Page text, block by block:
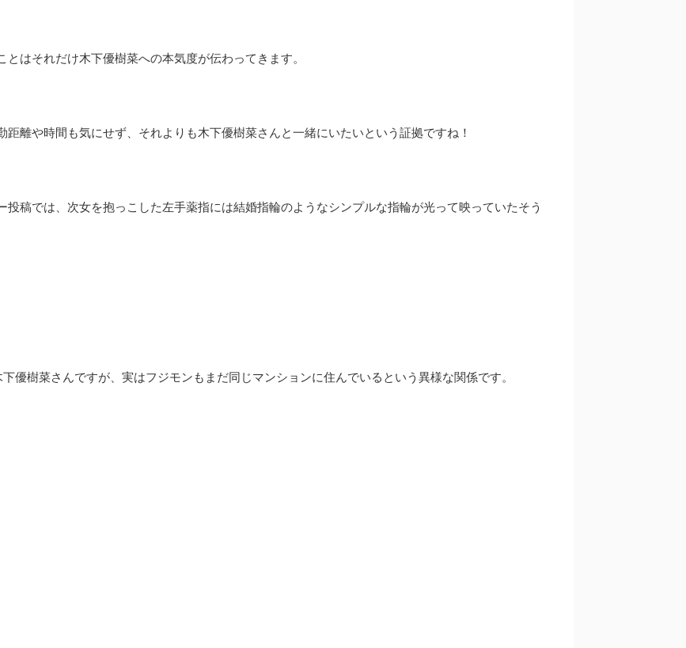
はそれだけ木下優樹菜への本気度が伝わってきます。
離や時間も気にせず、それよりも木下優樹菜さんと一緒にいたいという証拠ですね！
投稿では、次女を抱っこした左手薬指には結婚指輪のようなシンプルな指輪が光って映っていたそう
優樹菜さんですが、実はフジモンもまだ同じマンションに住んでいるという異様な関係です。